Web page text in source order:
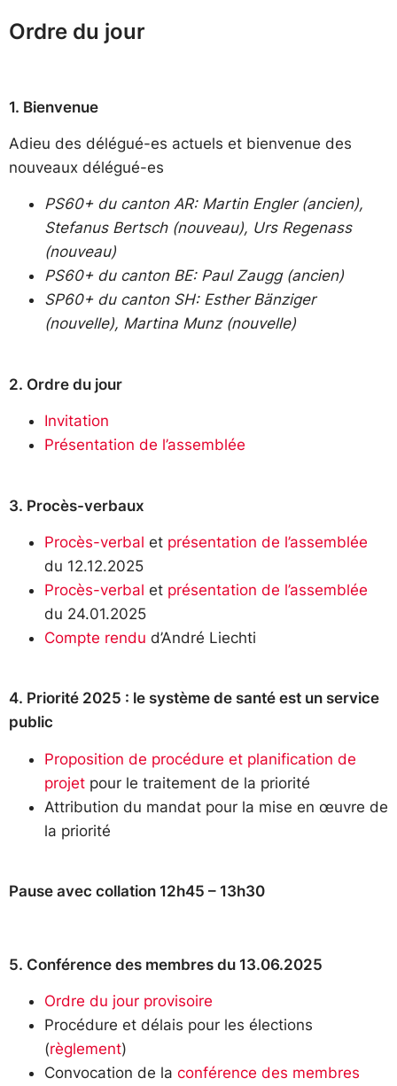
Ordre du jour
1. Bienvenue
Adieu des délégué-es actuels et bienvenue des
nouveaux délégué-es
PS60+ du canton AR: Martin Engler (ancien),
Stefanus Bertsch (nouveau), Urs Regenass
(nouveau)
PS60+ du canton BE: Paul Zaugg (ancien)
SP60+ du canton SH: Esther Bänziger
(nouvelle), Martina Munz (nouvelle)
2. Ordre du jour
Invitation
Présentation de l’assemblée
3. Procès-verbaux
Procès-verbal et présentation de l’assemblée
du 12.12.2025
Procès-verbal et présentation de l’assemblée
du 24.01.2025
Compte rendu d’André Liechti
4. Priorité 2025 : le système de santé est un service
public
Proposition de procédure et planification de
projet pour le traitement de la priorité
Attribution du mandat pour la mise en œuvre de
la priorité
Pause avec collation 12h45 – 13h30
5. Conférence des membres du 13.06.2025
Ordre du jour provisoire
Procédure et délais pour les élections
(règlement)
Convocation de la conférence des membres